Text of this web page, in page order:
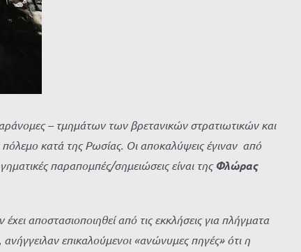
– τμημάτων των βρετανικών στρατιωτικών και
κατά της Ρωσίας. Οι αποκαλύψεις έγιναν από
παραπομπές/σημειώσεις είναι τηςΦλώρας
αποστασιοποιηθεί από τις εκκλήσεις για πλήγματα
επικαλούμενοι «ανώνυμες πηγές» ότι η